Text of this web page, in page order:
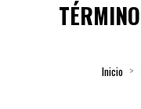
Inicio